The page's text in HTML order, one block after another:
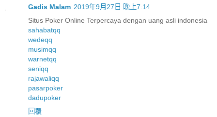
Gadis Malam 2019年9月27日 晚上7:14
Situs Poker Online Terpercaya dengan uang asli indonesia
sahabatqq
wedeqq
musimqq
warnetqq
seniqq
rajawaliqq
pasarpoker
dadupoker
回覆